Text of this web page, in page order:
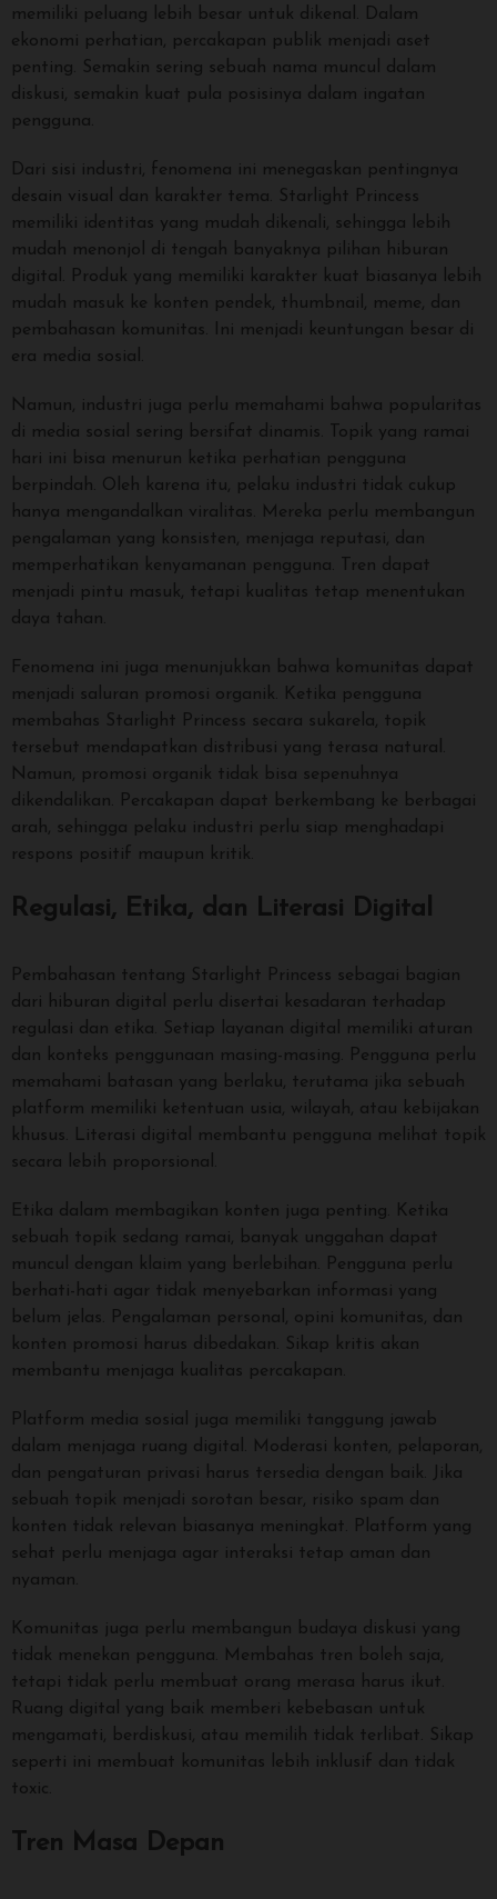
memiliki peluang lebih besar untuk dikenal. Dalam
ekonomi perhatian, percakapan publik menjadi aset
penting. Semakin sering sebuah nama muncul dalam
diskusi, semakin kuat pula posisinya dalam ingatan
pengguna.
Dari sisi industri, fenomena ini menegaskan pentingnya
desain visual dan karakter tema. Starlight Princess
memiliki identitas yang mudah dikenali, sehingga lebih
mudah menonjol di tengah banyaknya pilihan hiburan
digital. Produk yang memiliki karakter kuat biasanya lebih
mudah masuk ke konten pendek, thumbnail, meme, dan
pembahasan komunitas. Ini menjadi keuntungan besar di
era media sosial.
Namun, industri juga perlu memahami bahwa popularitas
di media sosial sering bersifat dinamis. Topik yang ramai
hari ini bisa menurun ketika perhatian pengguna
berpindah. Oleh karena itu, pelaku industri tidak cukup
hanya mengandalkan viralitas. Mereka perlu membangun
pengalaman yang konsisten, menjaga reputasi, dan
memperhatikan kenyamanan pengguna. Tren dapat
menjadi pintu masuk, tetapi kualitas tetap menentukan
daya tahan.
Fenomena ini juga menunjukkan bahwa komunitas dapat
menjadi saluran promosi organik. Ketika pengguna
membahas Starlight Princess secara sukarela, topik
tersebut mendapatkan distribusi yang terasa natural.
Namun, promosi organik tidak bisa sepenuhnya
dikendalikan. Percakapan dapat berkembang ke berbagai
arah, sehingga pelaku industri perlu siap menghadapi
respons positif maupun kritik.
Regulasi, Etika, dan Literasi Digital
Pembahasan tentang Starlight Princess sebagai bagian
dari hiburan digital perlu disertai kesadaran terhadap
regulasi dan etika. Setiap layanan digital memiliki aturan
dan konteks penggunaan masing-masing. Pengguna perlu
memahami batasan yang berlaku, terutama jika sebuah
platform memiliki ketentuan usia, wilayah, atau kebijakan
khusus. Literasi digital membantu pengguna melihat topik
secara lebih proporsional.
Etika dalam membagikan konten juga penting. Ketika
sebuah topik sedang ramai, banyak unggahan dapat
muncul dengan klaim yang berlebihan. Pengguna perlu
berhati-hati agar tidak menyebarkan informasi yang
belum jelas. Pengalaman personal, opini komunitas, dan
konten promosi harus dibedakan. Sikap kritis akan
membantu menjaga kualitas percakapan.
Platform media sosial juga memiliki tanggung jawab
dalam menjaga ruang digital. Moderasi konten, pelaporan,
dan pengaturan privasi harus tersedia dengan baik. Jika
sebuah topik menjadi sorotan besar, risiko spam dan
konten tidak relevan biasanya meningkat. Platform yang
sehat perlu menjaga agar interaksi tetap aman dan
nyaman.
Komunitas juga perlu membangun budaya diskusi yang
tidak menekan pengguna. Membahas tren boleh saja,
tetapi tidak perlu membuat orang merasa harus ikut.
Ruang digital yang baik memberi kebebasan untuk
mengamati, berdiskusi, atau memilih tidak terlibat. Sikap
seperti ini membuat komunitas lebih inklusif dan tidak
toxic.
Tren Masa Depan